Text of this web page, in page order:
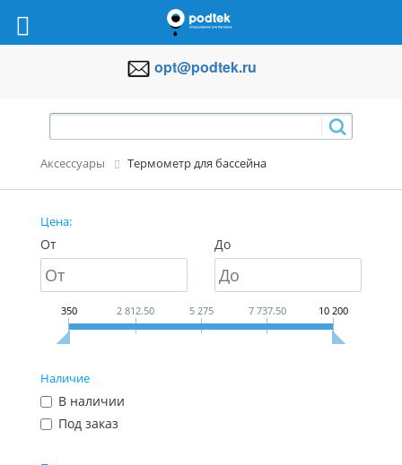
opt@podtek.ru
Аксессуары Термометр для бассейна
Цена:
От До
350 2 812.50 5 275 7 737.50 10 200
Наличие
В наличии
Под заказ